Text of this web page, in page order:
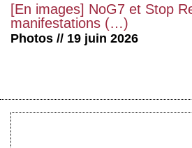
[En images] NoG7 et Stop
manifestations (…)
Photos // 19 juin 2026